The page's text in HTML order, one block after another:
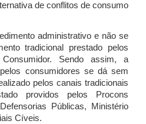
de conflitos de consumo
administrativo e não se
tradicional prestado pelos
Sendo assim, a
consumidores se dá sem
pelos canais tradicionais
providos pelos Procons
Públicas, Ministério
Cíveis.